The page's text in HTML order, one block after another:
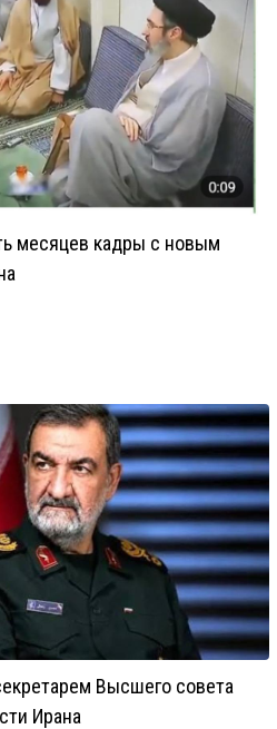
месяцев кадры с новым
Высшего совета
Ирана